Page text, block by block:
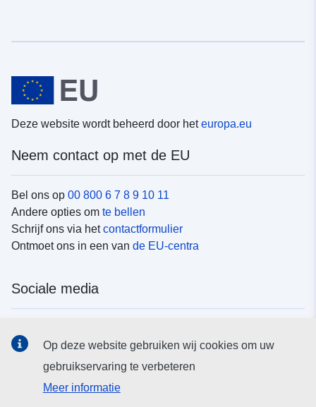
Deze website wordt beheerd door heteuropa.eu
Neem contact op met de EU
Bel ons op 00 800 6 7 8 9 10 11
Andere opties om te bellen
Schrijf ons via hetcontactformulier
Ontmoet ons in een van de EU-centra
Sociale media
EU-instellingen en -organen
Op deze website gebruiken wij cookies om uw
gebruikservaring te verbeteren
Meer informatie